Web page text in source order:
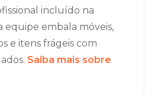
incluído na
equipe embala móveis,
e itens frágeis com
Saiba mais sobre